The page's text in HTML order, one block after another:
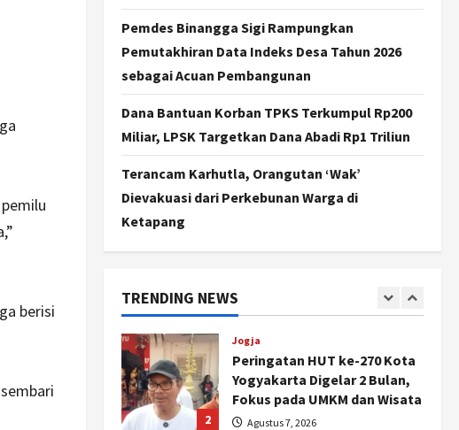
berisi
Pemdes Binangga Sigi Rampungkan
Pemutakhiran Data Indeks Desa Tahun 2026
sebagai Acuan Pembangunan
Dana Bantuan Korban TPKS Terkumpul Rp200
Miliar, LPSK Targetkan Dana Abadi Rp1 Triliun
Terancam Karhutla, Orangutan ‘Wak’
Dievakuasi dari Perkebunan Warga di
Ketapang
TRENDING NEWS
4
Cagar Budaya RSUD
Soewondo Jadi Sorotan,
Hasil Kajian Tim Provinsi
Segera Keluar
Agustus 7, 2026
Nasional
BRIN Kembangkan Sepatu
Murah Mulai Rp75 Ribu untuk
Sekolah Rakyat
Agustus 7, 2026
1
2
Jogja
Peringatan HUT ke-270 Kota
Yogyakarta Digelar 2 Bulan,
Fokus pada UMKM dan Wisata
Agustus 7, 2026